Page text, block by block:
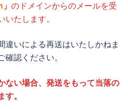
」 のドメインからのメールを受
たします。
違いによる再送はいたしかねま
認ください。
ない場合、発送をもって当落の
。